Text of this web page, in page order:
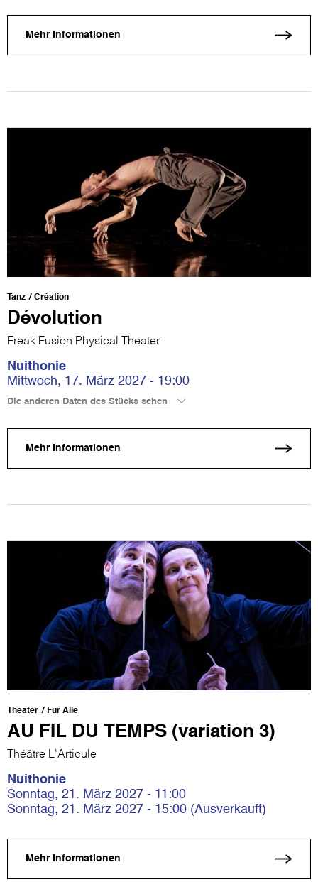
Mehr Informationen
Tanz Création
Dévolution
Freak Fusion Physical Theater
Nuithonie
Mittwoch, 17. März 2027 - 19:00
Die anderen Daten des Stücks sehen
Mehr Informationen
Theater Für Alle
AU FIL DU TEMPS (variation 3)
Théâtre L'Articule
Nuithonie
Sonntag, 21. März 2027 - 11:00
Sonntag, 21. März 2027 - 15:00 (Ausverkauft)
Mehr Informationen